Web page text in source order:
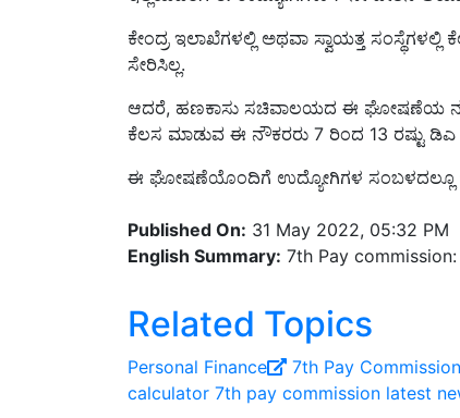
ಕೇಂದ್ರ ಇಲಾಖೆಗಳಲ್ಲಿ ಅಥವಾ ಸ್ವಾಯತ್ತ
ಸೇರಿಸಿಲ್ಲ.
ಆದರೆ, ಹಣಕಾಸು ಸಚಿವಾಲಯದ ಈ ಘೋಷಣೆಯ
ಕೆಲಸ ಮಾಡುವ ಈ ನೌಕರರು 7 ರಿಂದ 13 ರಷ್ಟು ಡಿಎ
ಈ ಘೋಷಣೆಯೊಂದಿಗೆ ಉದ್ಯೋಗಿಗಳ ಸಂಬಳದಲ್ಲೂ
English Summary:7th Pay commission:
Related Topics
Personal Finance 7th Pay Commission
calculator 7th pay commission latest